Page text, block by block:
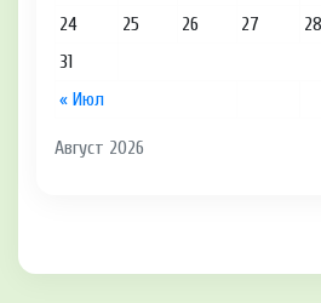
Август 2026
« Июл
24
25 26 27 28
31